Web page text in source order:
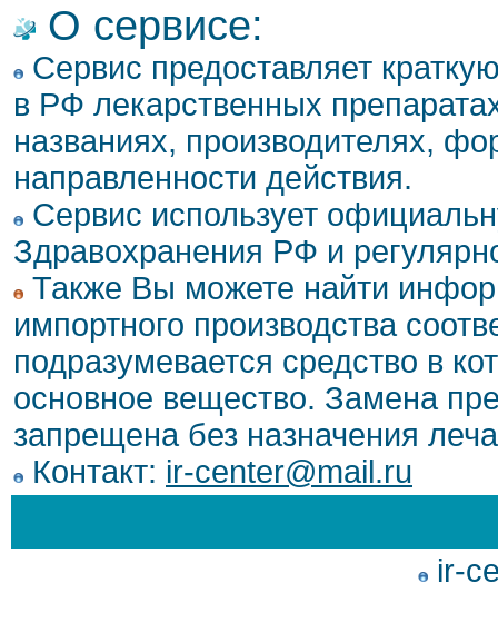
О сервисе:
Сервис предоставляет
в РФ лекарственных
названиях, производителях,
направленности действия.
Сервис использует
Здравохранения РФ и
Также Вы можете найти
импортного производства
подразумевается средство в
основное вещество. Замена
запрещена без назначения
Контакт: ir-center@mail.ru
ir-